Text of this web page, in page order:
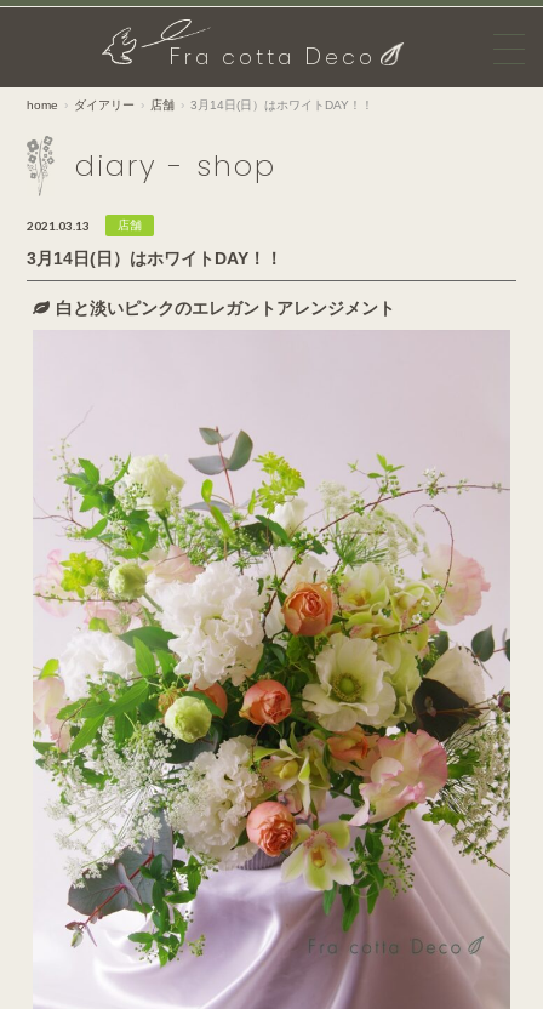
Fra cotta D eco
home ダイアリー 店舗 3月14日(日）はホワイトDAY！！
diary - shop
2021.03.13 店舗
3月14日(日）はホワイトDAY！！
白と淡いピンクのエレガントアレンジメント